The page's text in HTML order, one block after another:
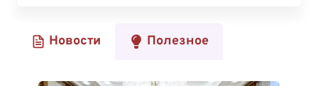
РЕШЕНИЯ
Новости Полезное